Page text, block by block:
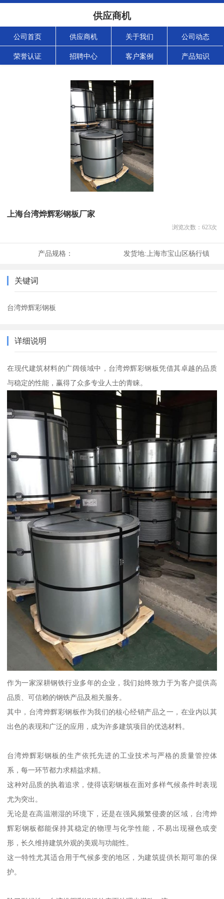
供应商机
公司首页 供应商机 关于我们 公司动态
荣誉认证 招聘中心 客户案例 产品知识
上海台湾烨辉彩钢板厂家
浏览次数： 623次
产品规格： 发货地: 上海市宝山区杨行镇
关键词
台湾烨辉彩钢板
详细说明
在现代建筑材料的广阔领域中，台湾烨辉彩钢板凭借其卓越的品质
与稳定的性能，赢得了众多专业人士的青睐。
作为一家深耕钢铁行业多年的企业，我们始终致力于为客户提供高
品质、可信赖的钢铁产品及相关服务。
其中，台湾烨辉彩钢板作为我们的核心经销产品之一，在业内以其
出色的表现和广泛的应用，成为许多建筑项目的优选材料。
台湾烨辉彩钢板的生产依托先进的工业技术与严格的质量管控体
系，每一环节都力求精益求精。
这种对品质的执着追求，使得该彩钢板在面对多样气候条件时表现
尤为突出。
无论是在高温潮湿的环境下，还是在强风频繁侵袭的区域，台湾烨
辉彩钢板都能保持其稳定的物理与化学性能，不易出现褪色或变
形，长久维持建筑外观的美观与功能性。
这一特性尤其适合用于气候多变的地区，为建筑提供长期可靠的保
护。